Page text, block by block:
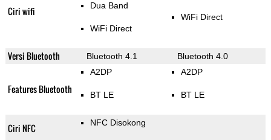
Ciri wifi Dua Band
WiFi Direct
WiFi Direct
Versi Bluetooth Bluetooth 4.1 Bluetooth 4.0
Features Bluetooth
A2DP
BT LE
A2DP
BT LE
Ciri NFC NFC Disokong